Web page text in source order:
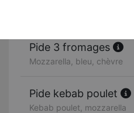
Pide 3 fromages
Mozzarella, bleu, chèvre
Pide kebab poulet
Kebab poulet, mozzarella